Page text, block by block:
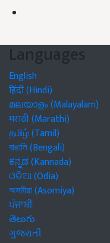
Languages
English
हिंदी (Hindi)
മലയാളം (Malayalam)
मराठी (Marathi)
தமிழ் (Tamil)
বাঙালি (Bengali)
ಕನ್ನಡ (Kannada)
ଓଡିଆ (Odia)
অসমীয়া (Asomiya)
ਪੰਜਾਬੀ
తెలుగు
ગુજરાતી